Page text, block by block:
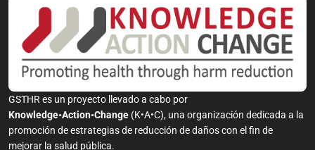
GSTHR es un proyecto llevado a cabo por
Knowledge•Action•Change (K•A•C), una organización dedicada a la
promoción de estrategias de reducción de daños con el fin de
mejorar la salud pública.